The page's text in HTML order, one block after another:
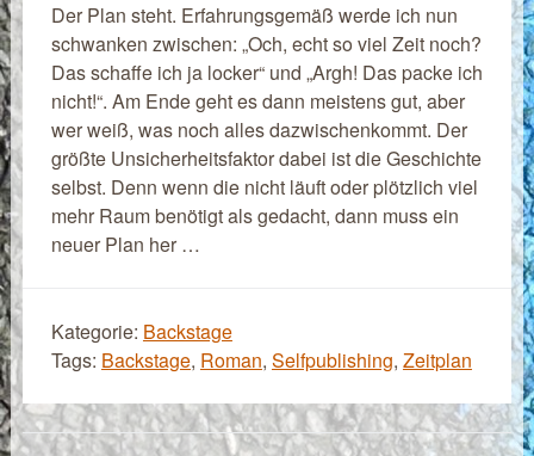
Der Plan steht. Erfahrungsgemäß werde ich nun
schwanken zwischen: „Och, echt so viel Zeit noch?
Das schaffe ich ja locker“ und „Argh! Das packe ich
nicht!“. Am Ende geht es dann meistens gut, aber
wer weiß, was noch alles dazwischenkommt. Der
größte Unsicherheitsfaktor dabei ist die Geschichte
selbst. Denn wenn die nicht läuft oder plötzlich viel
mehr Raum benötigt als gedacht, dann muss ein
neuer Plan her …
Kategorie: Backstage
Tags: Backstage, Roman, Selfpublishing, Zeitplan